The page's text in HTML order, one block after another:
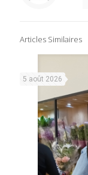
Articles Similaires
5 août 2026